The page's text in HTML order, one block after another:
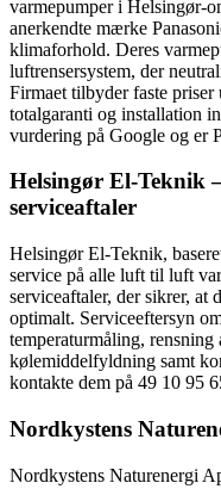
varmepumper i Helsingør-
anerkendte mærke
klimaforhold. Deres
luftrensersystem, der
Firmaet tilbyder faste priser
totalgaranti og installation
vurdering på Google og er
Helsingør El-Teknik
serviceaftaler
Helsingør El-Teknik,
service på alle luft til luft
serviceaftaler, der sikrer, at
optimalt. Serviceeftersyn
temperaturmåling,
kølemiddelfyldning samt
kontakte dem på 49 10 95
Nordkystens
Nordkystens Naturenergi